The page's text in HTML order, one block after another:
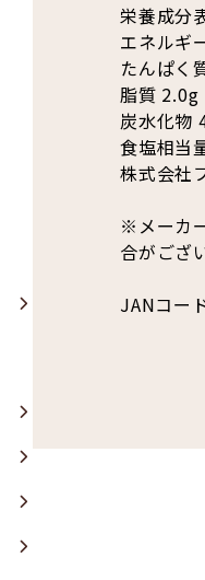
栄養成分
エネルギ
たんぱく
脂質 2.0g
炭水化物
食塩相当
株式会社
※メーカ
合がござ
JANコー